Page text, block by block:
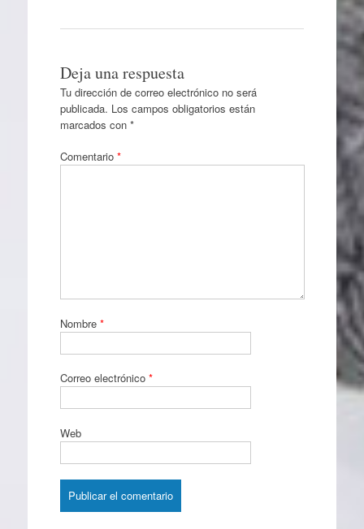
Deja una respuesta
Tu dirección de correo electrónico no será
publicada. Los campos obligatorios están
marcados con *
Comentario *
Nombre *
Correo electrónico *
Web